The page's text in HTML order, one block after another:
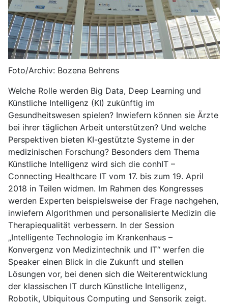
Foto/Archiv: Bozena Behrens
Welche Rolle werden Big Data, Deep Learning und
Künstliche Intelligenz (KI) zukünftig im
Gesundheitswesen spielen? Inwiefern können sie Ärzte
bei ihrer täglichen Arbeit unterstützen? Und welche
Perspektiven bieten KI-gestützte Systeme in der
medizinischen Forschung? Besonders dem Thema
Künstliche Intelligenz wird sich die conhIT –
Connecting Healthcare IT vom 17. bis zum 19. April
2018 in Teilen widmen. Im Rahmen des Kongresses
werden Experten beispielsweise der Frage nachgehen,
inwiefern Algorithmen und personalisierte Medizin die
Therapiequalität verbessern. In der Session
„Intelligente Technologie im Krankenhaus –
Konvergenz von Medizintechnik und IT“ werfen die
Speaker einen Blick in die Zukunft und stellen
Lösungen vor, bei denen sich die Weiterentwicklung
der klassischen IT durch Künstliche Intelligenz,
Robotik, Ubiquitous Computing und Sensorik zeigt.